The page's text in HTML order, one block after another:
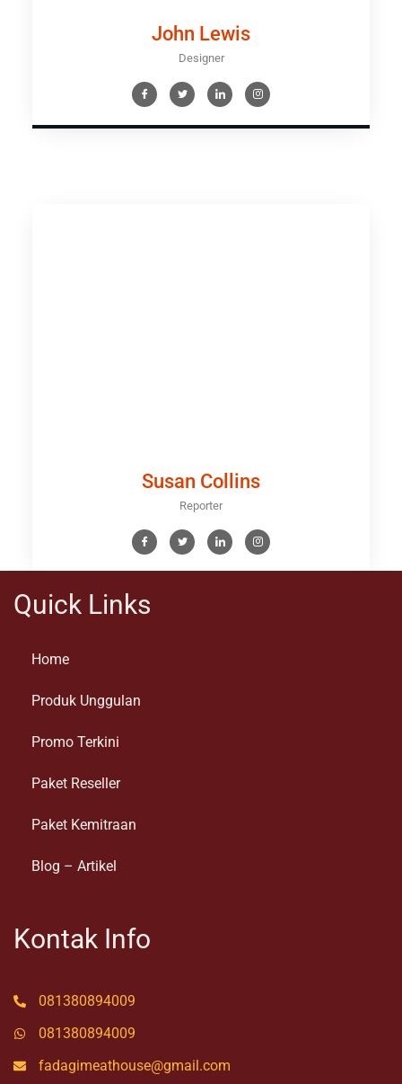
John Lewis
Designer
Susan Collins
Reporter
Quick Links
Home
Produk Unggulan
Promo Terkini
Paket Reseller
Paket Kemitraan
Blog – Artikel
Kontak Info
081380894009
081380894009
fadagimeathouse@gmail.com